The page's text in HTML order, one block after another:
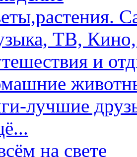
ТВ,
и
лучшие
на свете